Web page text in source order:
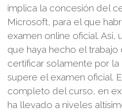
implica la concesión del
Microsoft, para el que
examen online oficial. Así,
que haya hecho el
certificar solamente por
supere el examen oficial.
completo del curso, en
ha llevado a niveles